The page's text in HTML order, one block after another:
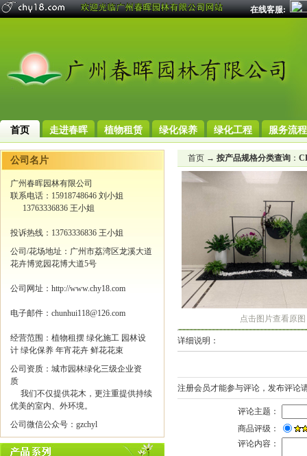
在线客服:
首页 走进春晖 植物租赁 绿化保养 绿化工程 服务流程
公司名片
广州春晖园林有限公司
联系电话：15918748646 刘小姐
13763336836 王小姐
投诉热线：13763336836 王小姐
公司/花场地址：广州市荔湾区龙溪大道
花卉博览园花博大道5号
公司网址：http://www.chy18.com
电子邮件：chunhui118@126.com
经营范围：植物租摆 绿化施工 园林设
计 绿化保养 年宵花卉 鲜花花束
公司资质：城市园林绿化三级企业资
质
我们不仅提供花木，更注重提供持续
优美的室内、外环境。
公司微信公众号：gzchyl
首页 → 按产品规格分类查询 ：
点击图片查看原图
详细说明：
注册会员才能参与评论，发布评论
评论主题：
商品评级：
评论内容：